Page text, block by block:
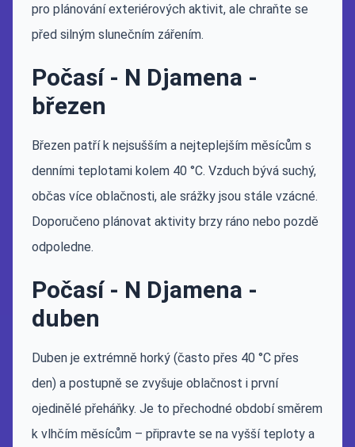
pro plánování exteriérových aktivit, ale chraňte se
před silným slunečním zářením.
Počasí - N Djamena -
březen
Březen patří k nejsušším a nejteplejším měsícům s
denními teplotami kolem 40 °C. Vzduch bývá suchý,
občas více oblačnosti, ale srážky jsou stále vzácné.
Doporučeno plánovat aktivity brzy ráno nebo pozdě
odpoledne.
Počasí - N Djamena -
duben
Duben je extrémně horký (často přes 40 °C přes
den) a postupně se zvyšuje oblačnost i první
ojedinělé přeháňky. Je to přechodné období směrem
k vlhčím měsícům – připravte se na vyšší teploty a